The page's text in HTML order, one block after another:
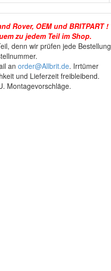
Rover, OEM und BRITPART !
zu jedem Teil im Shop.
denn wir prüfen jede Bestellung
an order@Allbrit.de. Irrtümer
und Lieferzeit freibleibend.
Montagevorschläge.